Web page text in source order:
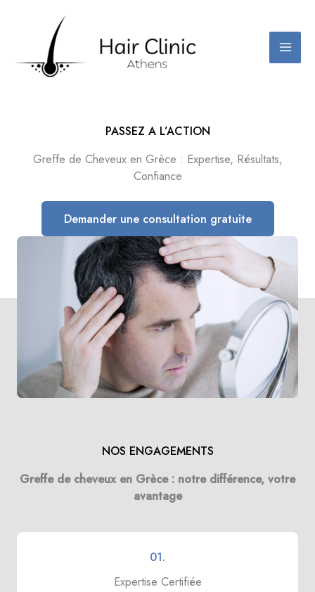
PASSEZ A L’ACTION
Greffe de Cheveux en Grèce : Expertise, Résultats,
Confiance
Demander une consultation gratuite
NOS ENGAGEMENTS
Greffe de cheveux en Grèce : notre différence, votre
avantage
01.
Expertise Certifiée